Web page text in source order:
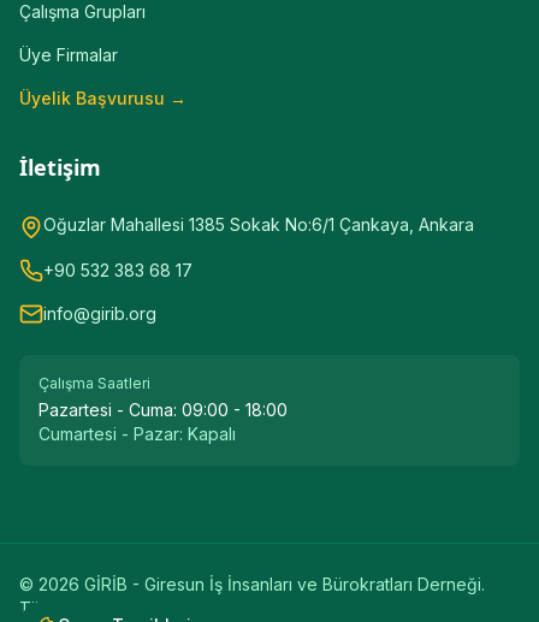
Çalışma Grupları
Üye Firmalar
Üyelik Başvurusu →
İletişim
Oğuzlar Mahallesi 1385 Sokak No:6/1 Çankaya, Ankara
+90 532 383 68 17
info@girib.org
Çalışma Saatleri
Pazartesi - Cuma: 09:00 - 18:00
Cumartesi - Pazar: Kapalı
© 2026 GİRİB - Giresun İş İnsanları ve Bürokratları Derneği.
Tüm hakları saklıdır.